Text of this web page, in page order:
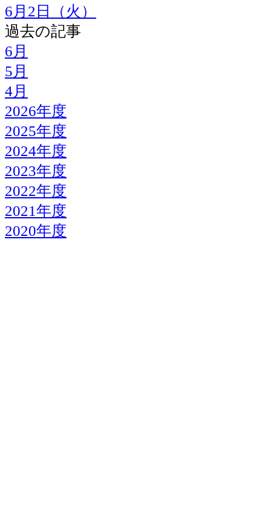
6月2日（火）
過去の記事
6月
5月
4月
2026年度
2025年度
2024年度
2023年度
2022年度
2021年度
2020年度